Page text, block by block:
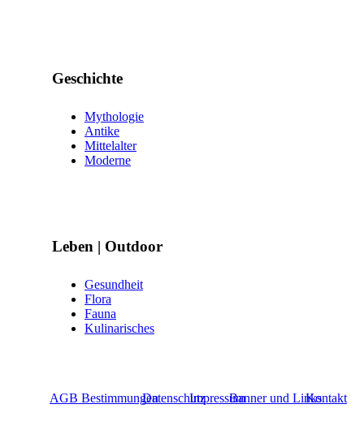
Geschichte
Mythologie
Antike
Mittelalter
Moderne
Leben | Outdoor
Gesundheit
Flora
Fauna
Kulinarisches
AGB BestimmungenDatenschutzImpressumBanner und LinksKontakt